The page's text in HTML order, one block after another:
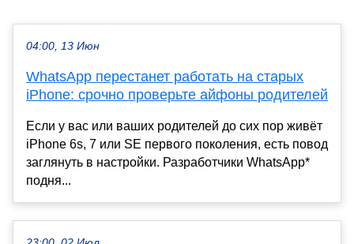
04:00, 13 Июн
WhatsApp перестанет работать на старых
iPhone: срочно проверьте айфоны родителей
Если у вас или ваших родителей до сих пор живёт
iPhone 6s, 7 или SE первого поколения, есть повод
заглянуть в настройки. Разработчики WhatsApp*
подня...